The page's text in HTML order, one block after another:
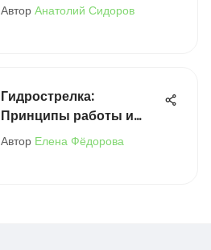
размеры
Автор Анатолий Сидоров
Гидрострелка:
Принципы работы и
области применения
Автор Елена Фёдорова